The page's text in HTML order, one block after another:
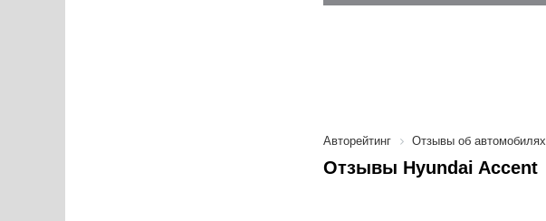
Авторейтинг Отзывы об автомобилях
Отзывы Hyundai Accent